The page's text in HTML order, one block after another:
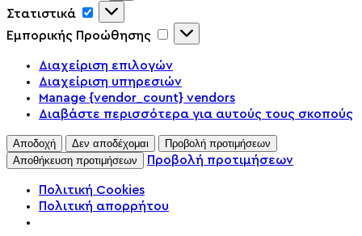
Στατιστικά
Εμπορικής Προώθησης
Διαχείριση επιλογών
Διαχείριση υπηρεσιών
Manage {vendor_count} vendors
Διαβάστε περισσότερα για αυτούς τους σκοπούς
Αποδοχή Δεν αποδέχομαι
Προβολή προτιμήσεων
Αποθήκευση προτιμήσεων
Προβολή προτιμήσεων
Πολιτική Cookies
Πολιτική απορρήτου